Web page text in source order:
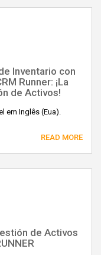
Inventario con
Runner: ¡La
de Activos!
em Inglês (Eua).
READ MORE
de Activos